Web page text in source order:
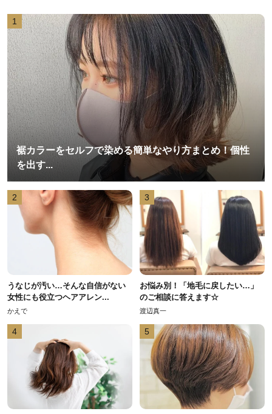
1
裾カラーをセルフで染める簡単なやり方まとめ！個性
を出す...
2
うなじが汚い…そんな自信がない
女性にも役立つヘアアレン...
かえで
3
お悩み別！「地毛に戻したい…」
のご相談に答えます☆
渡辺真一
4 5